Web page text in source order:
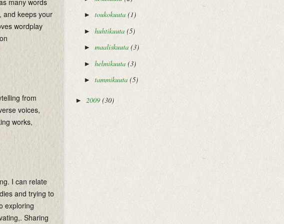
many words
and keeps your
wordplay
from
voices,
works,
I can relate
and trying to
exploring
Sharing
► toukokuuta (1)
► huhtikuuta (5)
► maaliskuuta (3)
► helmikuuta (3)
► tammikuuta (5)
► 2009 (30)